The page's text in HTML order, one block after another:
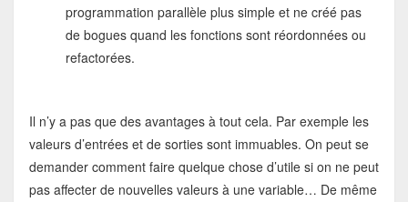
programmation parallèle plus simple et ne créé pas
de bogues quand les fonctions sont réordonnées ou
refactorées.
Il n’y a pas que des avantages à tout cela. Par exemple les
valeurs d’entrées et de sorties sont immuables. On peut se
demander comment faire quelque chose d’utile si on ne peut
pas affecter de nouvelles valeurs à une variable… De même